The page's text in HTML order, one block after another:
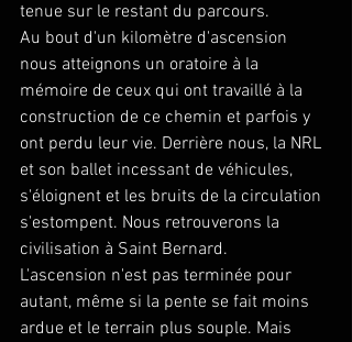
tenue sur le restant du parcours.
Au bout d'un kilomètre d'ascension
nous atteignons un oratoire à la
mémoire de ceux qui ont travaillé à la
construction de ce chemin et parfois y
ont perdu leur vie. Derrière nous, la NRL
et son ballet incessant de véhicules,
s'éloignent et les bruits de la circulation
s'estompent. Nous retrouverons la
civilisation à Saint Bernard.
L'ascension n'est pas terminée pour
autant, même si la pente se fait moins
ardue et le terrain plus souple. Mais